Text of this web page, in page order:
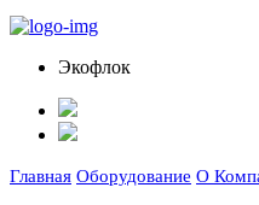
Экофлок
Главная Оборудование О